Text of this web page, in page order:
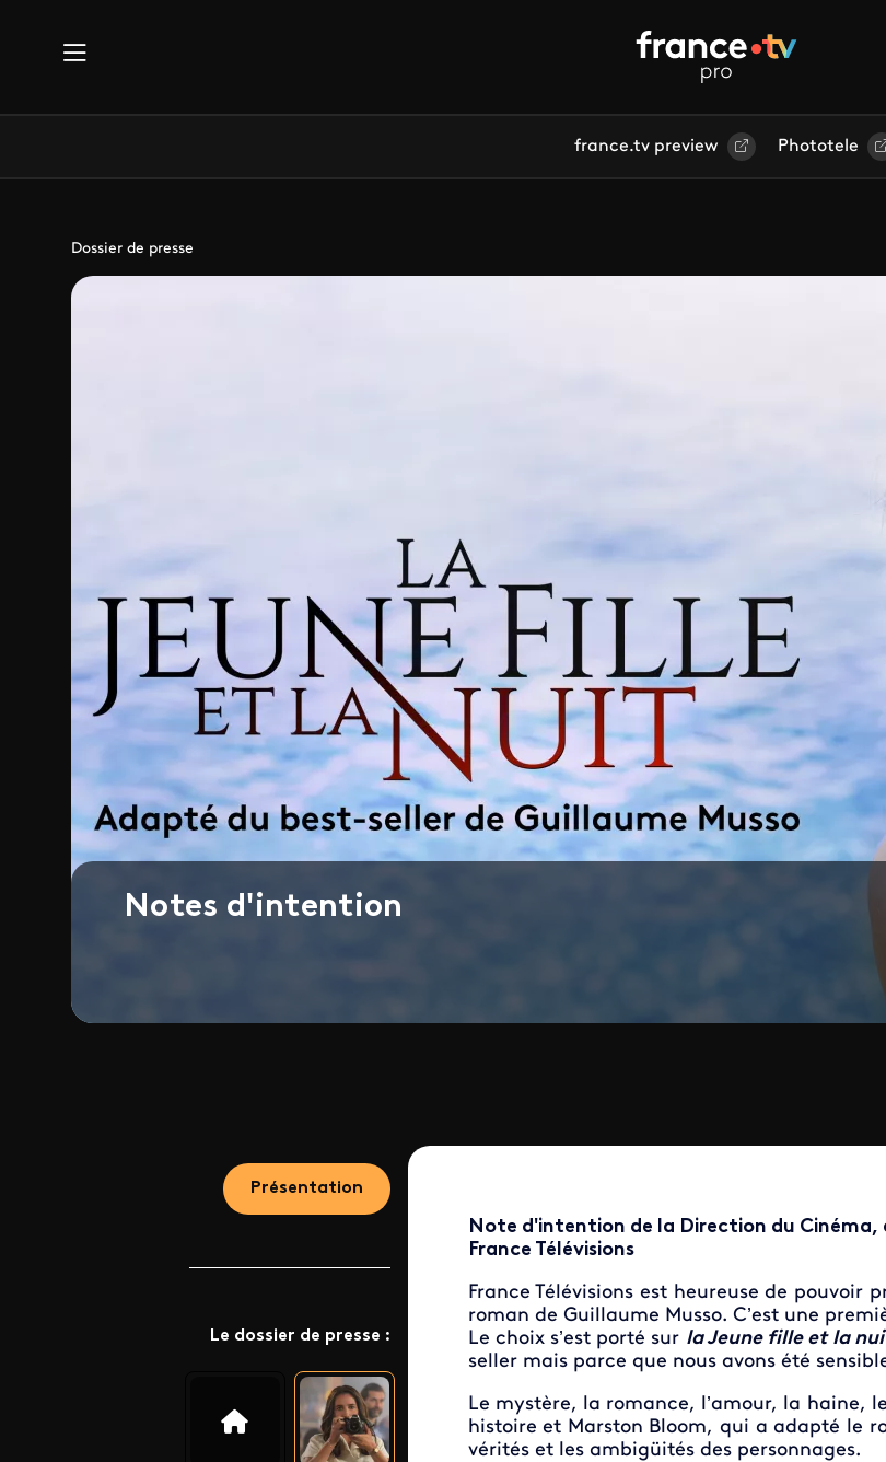
france.tv preview Phototele
Dossier de presse
Notes d'intention
Présentation
Le dossier de presse :
Note d'intention de la Direction du
France Télévisions
France Télévisions est heureuse de pouvoir
roman de Guillaume Musso. C’est une
Le choix s’est porté sur la Jeune fille et la
seller mais parce que nous avons été
Le mystère, la romance, l’amour, la haine,
histoire et Marston Bloom, qui a adapté le
vérités et les ambigüités des personnages.